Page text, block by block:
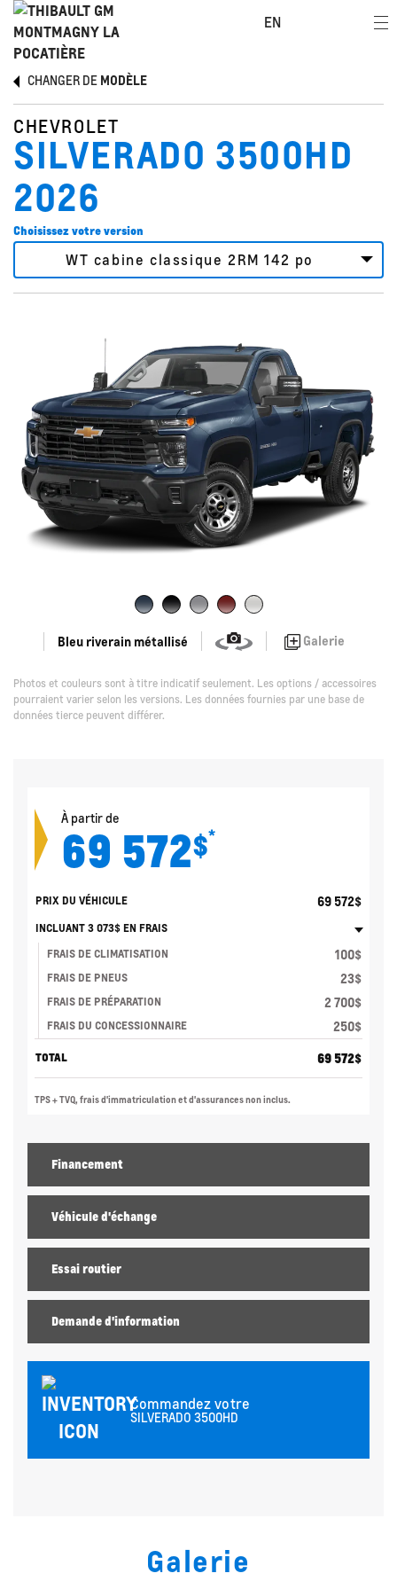
EN
CHANGER DE MODÈLE
CHEVROLET
SILVERADO 3500HD
2026
Choisissez votre version
WT cabine classique 2RM 142 po
Bleu riverain métallisé Galerie
Photos et couleurs sont à titre indicatif seulement. Les options / accessoires
pourraient varier selon les versions. Les données fournies par une base de
données tierce peuvent différer.
Galerie
À partir de
69 572$*
PRIX DU VÉHICULE 69 572$
INCLUANT 3 073$ EN FRAIS
FRAIS DE CLIMATISATION
100$
FRAIS DE PNEUS 23$
FRAIS DE PRÉPARATION 2 700$
FRAIS DU CONCESSIONNAIRE 250$
TOTAL 69 572$
TPS + TVQ, frais d'immatriculation et d'assurances non inclus.
Financement
Véhicule d'échange
Essai routier
Demande d'information
Commandez votre
SILVERADO 3500HD